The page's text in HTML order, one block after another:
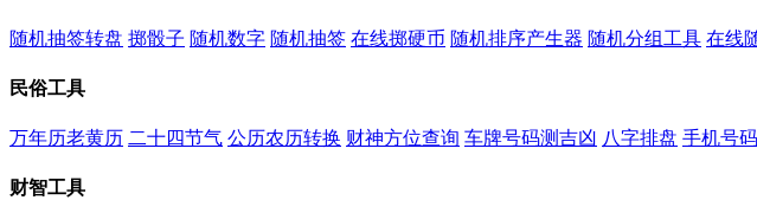
随机抽签转盘 掷骰子 随机数字 随机抽签 在线掷硬币 随机排序产生器 随机分组工具 在线
民俗工具
万年历老黄历 二十四节气 公历农历转换 财神方位查询 车牌号码测吉凶 八字排盘 手机号
财智工具